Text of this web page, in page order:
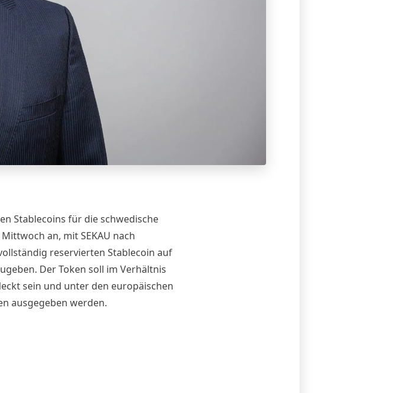
Stablecoins für die schwedische
an, mit SEKAU nach
reservierten Stablecoin auf
Der Token soll im Verhältnis
sein und unter den europäischen
ausgegeben werden.